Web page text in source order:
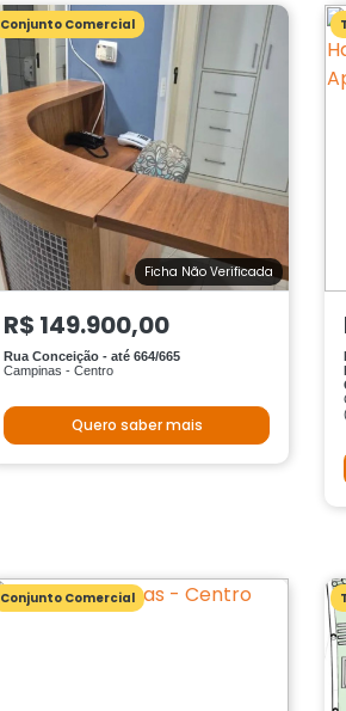
Conjunto Comercial
Ficha Não Verificada
R$ 149.900,00
Rua Conceição - até 664/665
Campinas - Centro
Quero saber mais
Conjunto Comercial